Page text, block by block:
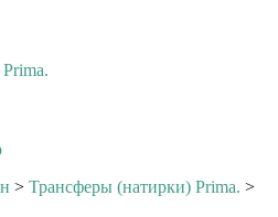
> Трансферы (натирки) Prima. >